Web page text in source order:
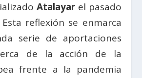
Atalayar el pasado
reflexión se enmarca
serie de aportaciones
de la acción de la
frente a la pandemia